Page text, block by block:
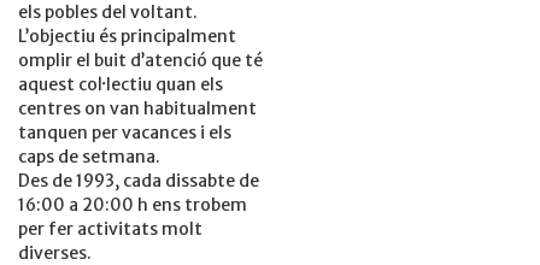
els pobles del voltant.
L’objectiu és principalment
omplir el buit d’atenció que té
aquest coŀlectiu quan els
centres on van habitualment
tanquen per vacances i els
caps de setmana.
Des de 1993, cada dissabte de
16:00 a 20:00 h ens trobem
per fer activitats molt
diverses.